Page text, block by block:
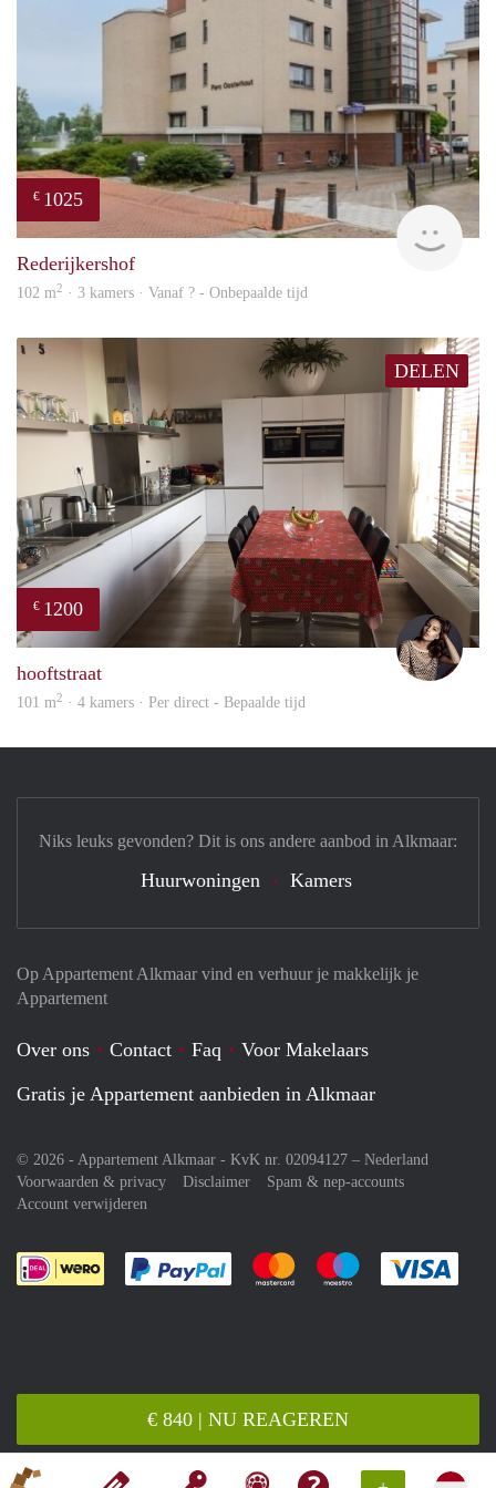
€ 840 | NU REAGEREN
€ 1025
Rederijkershof
102 m2 · 3 kamers · Vanaf ? - Onbepaalde tijd
DELEN
€ 1200
hooftstraat
101 m2 · 4 kamers · Per direct - Bepaalde tijd
Op Appartement Alkmaar vind en verhuur je makkelijk je
Appartement
Over ons Contact Faq
Voor Makelaars
Gratis je Appartement aanbieden in Alkmaar
© 2026 - Appartement Alkmaar - KvK nr. 02094127 – Nederland
Voorwaarden & privacy
Disclaimer
Spam & nep-accounts
Account verwijderen
Je rekent gemakkelijk af met Paypal
Je rekent gemakkelijk af met
Je rekent
Niks leuks gevonden? Dit is ons andere aanbod in Alkmaar:
Huurwoningen Kamers